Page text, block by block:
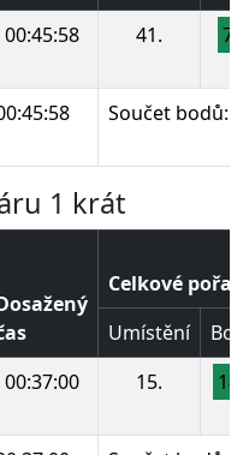
00:45:58 41. 78
Součet bodů:
1 krát
Celkové pořadí
Umístění
00:37:00 15. 140